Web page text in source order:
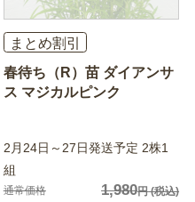
まとめ割引
春待ち（R）苗 ダイアンサ
ス マジカルピンク
2月24日～27日発送予定 2株1
組
通常価格 1,980円(税込)